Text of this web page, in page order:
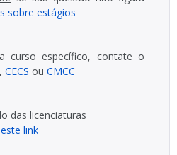
sobre estágios
curso específico, contate o
, CECS ou CMCC
das licenciaturas
este link